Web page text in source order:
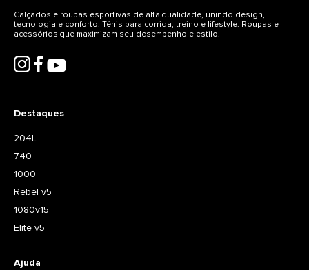
Destaques
204L
740
1000
Rebel v5
1080v15
Elite v5
Ajuda
Calçados e roupas esportivas de alta qualidade, unindo design,
tecnologia e conforto. Tênis para corrida, treino e lifestyle. Roupas e
acessórios que maximizam seu desempenho e estilo.